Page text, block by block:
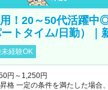
！20～50代活躍中
トタイム/日勤）｜
経験OK
円～1,250円
格 一定の条件を満たした場合